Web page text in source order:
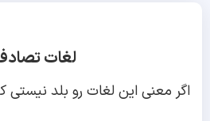
لغات
اگر معنی این لغات رو بلد